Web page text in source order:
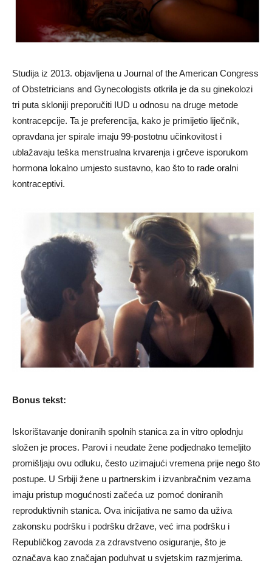
Studija iz 2013. objavljena u Journal of the American Congress
of Obstetricians and Gynecologists otkrila je da su ginekolozi
tri puta skloniji preporučiti IUD u odnosu na druge metode
kontracepcije. Ta je preferencija, kako je primijetio liječnik,
opravdana jer spirale imaju 99-postotnu učinkovitost i
ublažavaju teška menstrualna krvarenja i grčeve isporukom
hormona lokalno umjesto sustavno, kao što to rade oralni
kontraceptivi.
Bonus tekst:
Iskorištavanje doniranih spolnih stanica za in vitro oplodnju
složen je proces. Parovi i neudate žene podjednako temeljito
promišljaju ovu odluku, često uzimajući vremena prije nego što
postupe. U Srbiji žene u partnerskim i izvanbračnim vezama
imaju pristup mogućnosti začeća uz pomoć doniranih
reproduktivnih stanica. Ova inicijativa ne samo da uživa
zakonsku podršku i podršku države, već ima podršku i
Republičkog zavoda za zdravstveno osiguranje, što je
označava kao značajan poduhvat u svjetskim razmjerima.